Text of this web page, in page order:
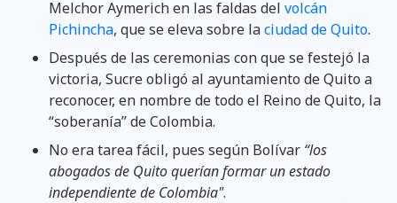
Melchor Aymerich en las faldas del volcán
Pichincha, que se eleva sobre laciudad de Quito.
Después de las ceremonias con que se festejó la
victoria, Sucre obligó al ayuntamiento de Quito a
reconocer, en nombre de todo el Reino de Quito, la
“soberanía” de Colombia.
No era tarea fácil, pues según Bolívar “los
abogados de Quito querían formar un estado
independiente de Colombia".